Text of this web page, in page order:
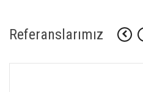
Referanslarımız